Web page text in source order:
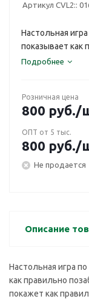
Артикул CVL2::
Настольная
показывает как
Подробнее
Розничная цена
800 руб./
ОПТ от 5 тыс.
800 руб./
Не продается
Описание
Настольная игра
как правильно
покажет как